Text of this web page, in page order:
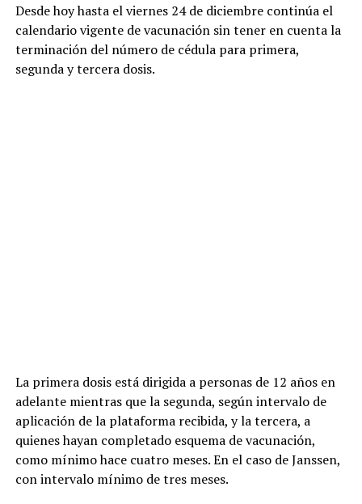
Desde hoy hasta el viernes 24 de diciembre continúa el
calendario vigente de vacunación sin tener en cuenta la
terminación del número de cédula para primera,
segunda y tercera dosis.
La primera dosis está dirigida a personas de 12 años en
adelante mientras que la segunda, según intervalo de
aplicación de la plataforma recibida, y la tercera, a
quienes hayan completado esquema de vacunación,
como mínimo hace cuatro meses. En el caso de Janssen,
con intervalo mínimo de tres meses.